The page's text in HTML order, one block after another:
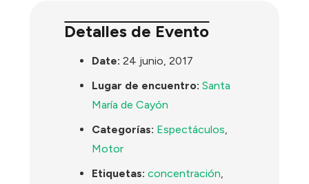
Detalles de Evento
Date: 24 junio, 2017
Lugar de encuentro: Santa
María de Cayón
Categorías: Espectáculos
Motor
Etiquetas: concentración